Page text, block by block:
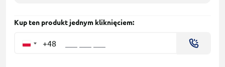
Kup ten produkt jednym kliknięciem:
+48